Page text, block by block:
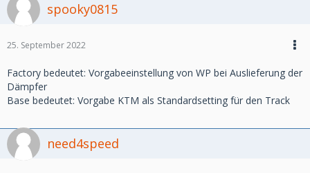
spooky0815
25. September 2022
Factory bedeutet: Vorgabeeinstellung von WP bei Auslieferung der
Dämpfer
Base bedeutet: Vorgabe KTM als Standardsetting für den Track
need4speed